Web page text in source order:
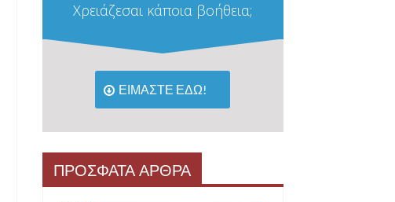
Χρειάζεσαι κάποια βοήθεια;
ΕΙΜΑΣΤΕ ΕΔΩ!
ΠΡΟΣΦΑΤΑ ΑΡΘΡΑ